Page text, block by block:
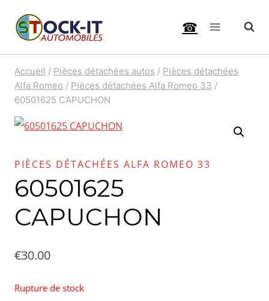
☎
Accueil / Pièces détachées autos / Pièces détachées
Alfa Romeo / Pièces détachées Alfa Romeo 33 /
60501625 CAPUCHON
PIÈCES DÉTACHÉES ALFA ROMEO 33
60501625
CAPUCHON
€30.00
Rupture de stock